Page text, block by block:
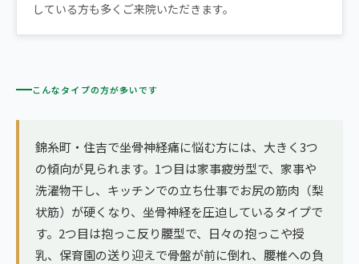
している方も多くご来院いただきます。
こんなタイプの方が多いです
錦糸町・住吉で坐骨神経痛に悩む方には、大きく3つ
の傾向が見られます。1つ目は家事疲労型で、家事や
洗濯物干し、キッチンでの立ち仕事でお尻の筋肉（梨
状筋）が硬くなり、坐骨神経を圧迫しているタイプで
す。2つ目は抱っこ反り腰型で、日々の抱っこや授
乳、保育園の送り迎えで骨盤が前に倒れ、腰椎への負